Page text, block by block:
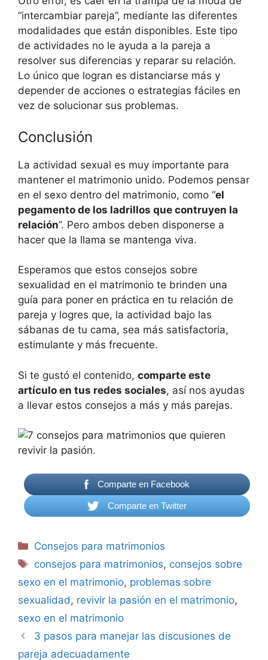
“intercambiar pareja”, mediante las diferentes
modalidades que están disponibles. Este tipo
de actividades no le ayuda a la pareja a
resolver sus diferencias y reparar su relación.
Lo único que logran es distanciarse más y
depender de acciones o estrategias fáciles en
vez de solucionar sus problemas.
Conclusión
La actividad sexual es muy importante para
mantener el matrimonio unido. Podemos pensar
en el sexo dentro del matrimonio, como “el
pegamento de los ladrillos que contruyen la
relación”. Pero ambos deben disponerse a
hacer que la llama se mantenga viva.
Esperamos que estos consejos sobre
sexualidad en el matrimonio te brinden una
guía para poner en práctica en tu relación de
pareja y logres que, la actividad bajo las
sábanas de tu cama, sea más satisfactoria,
estimulante y más frecuente.
Si te gustó el contenido, comparte este
artículo en tus redes sociales, así nos ayudas
a llevar estos consejos a más y más parejas.
Comparte en Facebook
Comparte en Twitter
Consejos para matrimonios
consejos para matrimonios, consejos sobre
sexo en el matrimonio, problemas sobre
sexualidad, revivir la pasión en el matrimonio,
sexo en el matrimonio
3 pasos para manejar las discusiones de
pareja adecuadamente